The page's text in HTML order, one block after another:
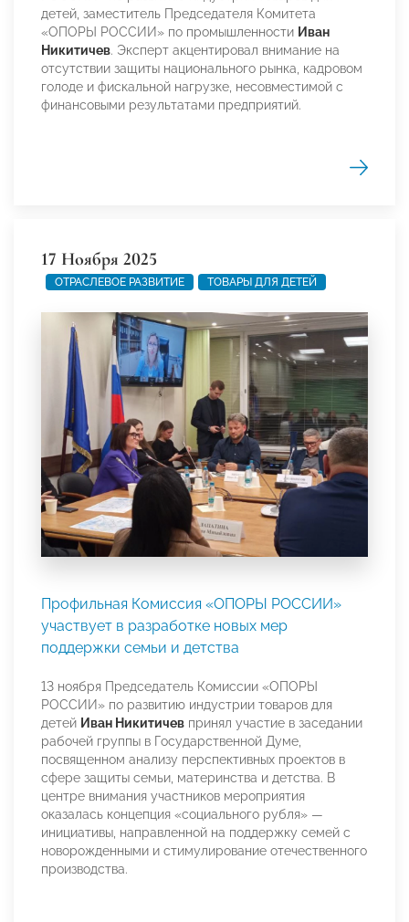
детей, заместитель Председателя Комитета
«ОПОРЫ РОССИИ» по промышленности Иван
Никитичев. Эксперт акцентировал внимание на
отсутствии защиты национального рынка, кадровом
голоде и фискальной нагрузке, несовместимой с
финансовыми результатами предприятий.
17 Ноября 2025
ОТРАСЛЕВОЕ РАЗВИТИЕ ТОВАРЫ ДЛЯ ДЕТЕЙ
Профильная Комиссия «ОПОРЫ РОССИИ»
участвует в разработке новых мер
поддержки семьи и детства
13 ноября Председатель Комиссии «ОПОРЫ
РОССИИ» по развитию индустрии товаров для
детей Иван Никитичев принял участие в заседании
рабочей группы в Государственной Думе,
посвященном анализу перспективных проектов в
сфере защиты семьи, материнства и детства. В
центре внимания участников мероприятия
оказалась концепция «социального рубля» —
инициативы, направленной на поддержку семей с
новорожденными и стимулирование отечественного
производства.